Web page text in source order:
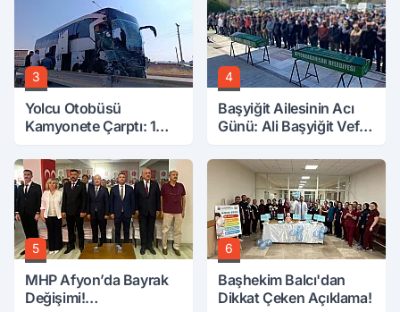
3
Yolcu Otobüsü
Kamyonete Çarptı: 1
4
Başyiğit Ailesinin Acı
Günü: Ali Başyiğit Vefat
5
MHP Afyon’da Bayrak
Değişimi!
6
Başhekim Balcı'dan
Dikkat Çeken Açıklama!